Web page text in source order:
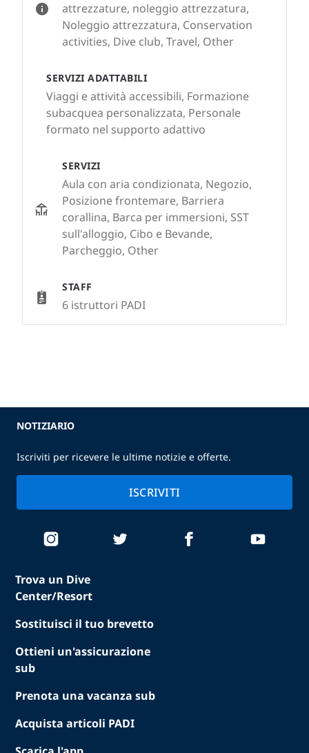
attrezzature, noleggio attrezzatura,
Noleggio attrezzatura, Conservation
activities, Dive club, Travel, Other
SERVIZI ADATTABILI
Viaggi e attività accessibili, Formazione
subacquea personalizzata, Personale
formato nel supporto adattivo
SERVIZI
Aula con aria condizionata, Negozio,
Posizione frontemare, Barriera
corallina, Barca per immersioni, SST
sull'alloggio, Cibo e Bevande,
Parcheggio, Other
STAFF
6 istruttori PADI
Trova un Dive
Center/Resort
Sostituisci il tuo brevetto
Ottieni un'assicurazione
sub
Prenota una vacanza sub
Acquista articoli PADI
NOTIZIARIO
Iscriviti per ricevere le ultime notizie e offerte.
ISCRIVITI